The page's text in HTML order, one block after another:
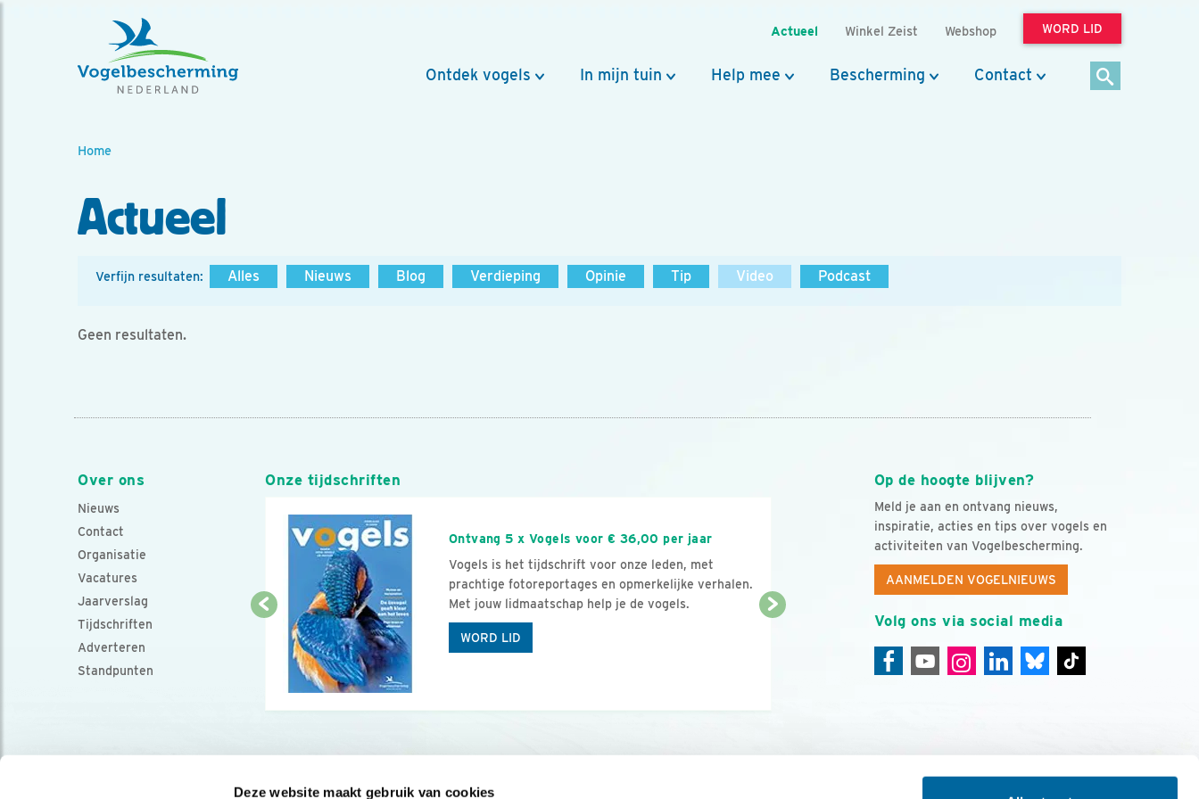
Deze website maakt gebruik van cookies
Actueel Winkel Zeist Webshop WORD LID
Ontdek vogels In mijn tuin Help mee Bescherming Contact
Home
Actueel
Verfijn resultaten: Alles Nieuws Blog Verdieping Opinie Tip Video Podcast
Geen resultaten.
Over ons
Nieuws
Contact
Organisatie
Vacatures
Jaarverslag
Tijdschriften
Adverteren
Standpunten
Op de hoogte blijven?
Meld je aan en ontvang nieuws,
inspiratie, acties en tips over vogels en
activiteiten van Vogelbescherming.
AANMELDEN VOGELNIEUWS
Volg ons via social media
Onze tijdschriften
Ontvang 5 x Vogels voor € 36,00 per jaar
Vogels is het tijdschrift voor onze leden, met
prachtige fotoreportages en opmerkelijke verhalen.
Met jouw lidmaatschap help je de vogels.
WORD LID